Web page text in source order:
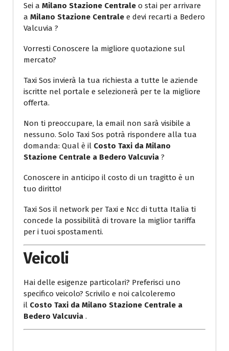
Sei a Milano Stazione Centrale o stai per arrivare
a Milano Stazione Centrale e devi recarti a Bedero
Valcuvia ?
Vorresti Conoscere la migliore quotazione sul
mercato?
Taxi Sos invierà la tua richiesta a tutte le aziende
iscritte nel portale e selezionerà per te la migliore
offerta.
Non ti preoccupare, la email non sarà visibile a
nessuno. Solo Taxi Sos potrà rispondere alla tua
domanda: Qual è il Costo Taxi da Milano
Stazione Centrale a Bedero Valcuvia ?
Conoscere in anticipo il costo di un tragitto è un
tuo diritto!
Taxi Sos il network per Taxi e Ncc di tutta Italia ti
concede la possibilità di trovare la miglior tariffa
per i tuoi spostamenti.
Veicoli
Hai delle esigenze particolari? Preferisci uno
specifico veicolo? Scrivilo e noi calcoleremo
il Costo Taxi da Milano Stazione Centrale a
Bedero Valcuvia .